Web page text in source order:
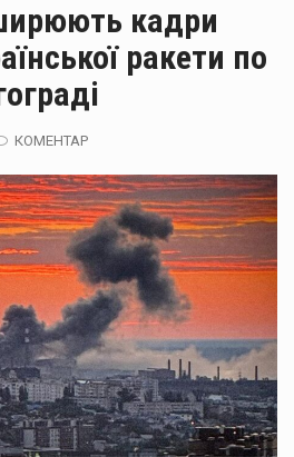
кадри
ракети по
КОМЕНТАР